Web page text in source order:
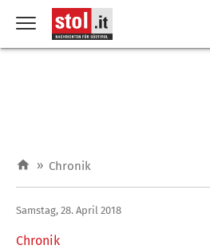
» Chronik
Chronik
Samstag, 28. April 2018